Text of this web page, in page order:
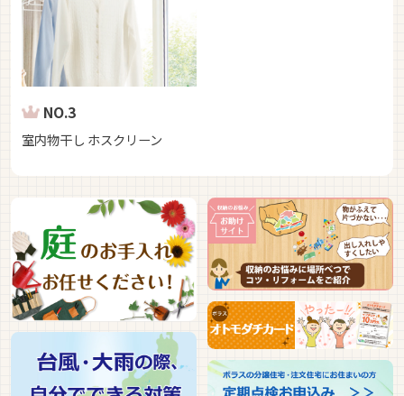
NO.3
室内物干し ホスクリーン